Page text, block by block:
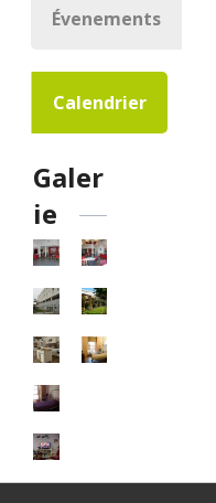
Évenements
Calendrier
Galer
ie